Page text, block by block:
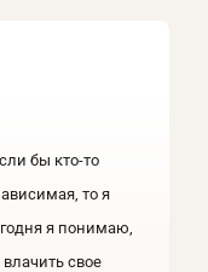
бы кто-то
то я
я понимаю,
свое